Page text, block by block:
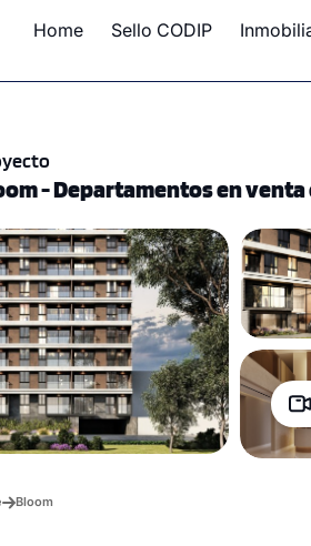
Home Sello CODIP
- Departamentos en venta
Bloom